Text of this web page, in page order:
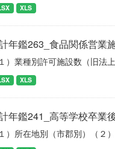
XLS
年鑑263_食品関係営業
１）業種別許可施設数（旧
XLS
年鑑241_高等学校卒業
１）所在地別（市郡別）（２